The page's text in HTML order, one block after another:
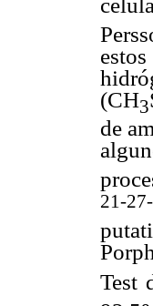
(CH3
de
21-
Test